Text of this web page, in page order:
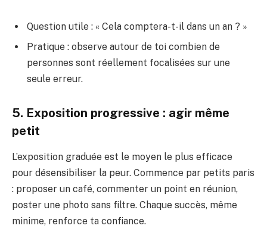
Question utile : « Cela comptera-t-il dans un an ? »
Pratique : observe autour de toi combien de
personnes sont réellement focalisées sur une
seule erreur.
5. Exposition progressive : agir même
petit
L’exposition graduée est le moyen le plus efficace
pour désensibiliser la peur. Commence par petits paris
: proposer un café, commenter un point en réunion,
poster une photo sans filtre. Chaque succès, même
minime, renforce ta confiance.